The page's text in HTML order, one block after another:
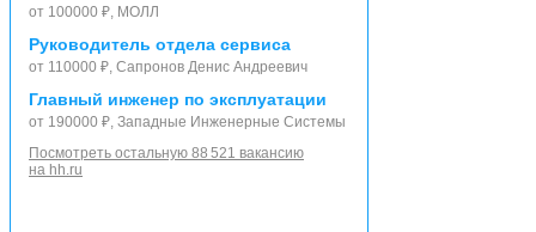
от 100000 ₽, МОЛЛ
Руководитель отдела сервиса
от 110000 ₽, Сапронов Денис Андреевич
Главный инженер по эксплуатации
от 190000 ₽, Западные Инженерные Системы
Посмотреть остальную 88 521 вакансию
на hh.ru